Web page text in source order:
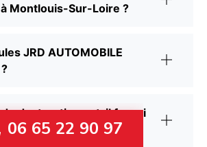
Montlouis-Sur-Loire ?
JRD AUTOMOBILE
destruction est-il fourni
?
06 65 22 90 97